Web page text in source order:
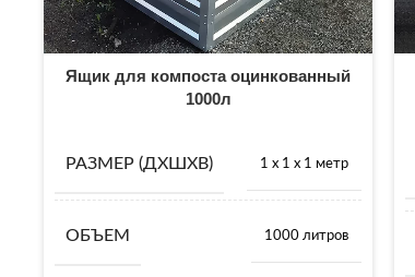
Ящик для компоста оцинкованный
1000л
РАЗМЕР (ДХШХВ) 1 х 1 х 1 метр
ОБЪЕМ 1000 литров